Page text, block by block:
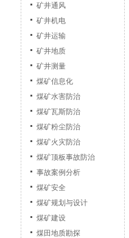
矿井通风
矿井机电
矿井运输
矿井地质
矿井测量
煤矿信息化
煤矿水害防治
煤矿瓦斯防治
煤矿粉尘防治
煤矿火灾防治
煤矿顶板事故防治
事故案例分析
煤矿安全
煤矿规划与设计
煤矿建设
煤田地质勘探